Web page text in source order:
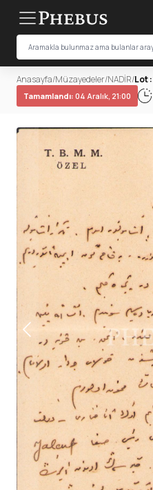
Anasayfa/Müzayedeler/NADİR/Lot
Tamamlandı: 04 Aralık, 21:00